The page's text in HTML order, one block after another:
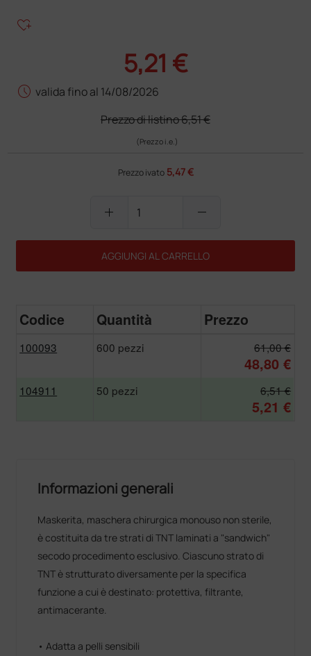
heart_plus
5,21 €
schedule valida fino al 14/08/2026
Prezzo di listino6,51 €
(Prezzo i.e.)
Prezzo ivato 5,47 €
add remove
AGGIUNGI AL CARRELLO
Codice Quantità Prezzo
100093 600 pezzi 61,00 €
48,80 €
104911 50 pezzi 6,51 €
5,21 €
Informazioni generali
Maskerita, maschera chirurgica monouso non sterile,
è costituita da tre strati di TNT laminati a "sandwich"
secodo procedimento esclusivo. Ciascuno strato di
TNT è strutturato diversamente per la specifica
funzione a cui è destinato: protettiva, filtrante,
antimacerante.
• Adatta a pelli sensibili